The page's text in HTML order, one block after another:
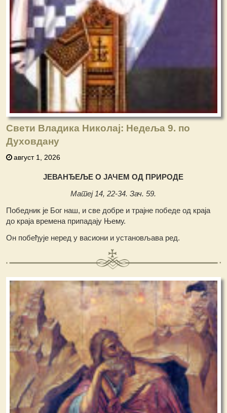
Свети Владика Николај: Недеља 9. по
Духовдану
август 1, 2026
ЈЕВАНЂЕЉЕ О ЈАЧЕМ ОД ПРИРОДЕ
Матеј 14, 22-34. Зач. 59.
Победник је Бог наш, и све добре и трајне победе од краја
до краја времена припадају Њему.
Он побеђује неред у васиони и установљава ред.